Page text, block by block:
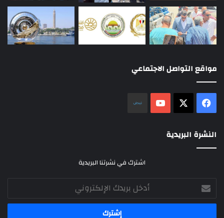
مواقع التواصل الاجتماعي
فيسبوك ‫YouTube
النشرة البريدية
اشترك في نشرتنا البريدية
أدخل
بريدك
الإلكتروني